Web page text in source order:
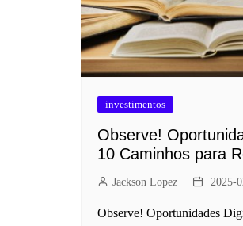
investimentos
Observe!
10 Caminhos para
Jackson Lopez 2025-
Observe! Oportunidades